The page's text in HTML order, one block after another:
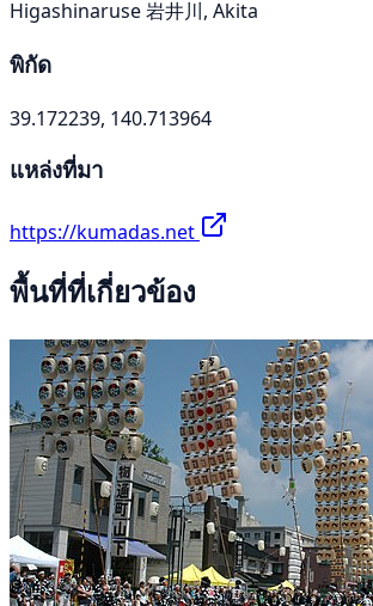
Higashinaruse 岩井川, Akita
พิกัด
39.172239, 140.713964
แหล่งที่มา
https://kumadas.net
พื้นที่ที่เกี่ยวข้อง